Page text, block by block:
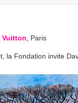
, Paris
la Fondation invite